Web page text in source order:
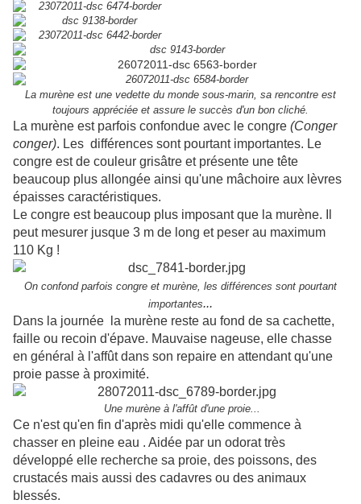
La murène est une vedette du monde sous-marin, sa rencontre est
toujours appréciée et assure le succès d'un bon cliché.
La murène est parfois confondue avec le congre (Conger
conger). Les différences sont pourtant importantes. Le
congre est de couleur grisâtre et présente une tête
beaucoup plus allongée ainsi qu'une mâchoire aux lèvres
épaisses caractéristiques.
Le congre est beaucoup plus imposant que la murène. Il
peut mesurer jusque 3 m de long et peser au maximum
110 Kg !
On confond parfois congre et murène, les différences sont pourtant
importantes...
Dans la journée la murène reste au fond de sa cachette,
faille ou recoin d'épave. Mauvaise nageuse, elle chasse
en général à l'affût dans son repaire en attendant qu'une
proie passe à proximité.
Une murène à l'affût d'une proie...
Ce n'est qu'en fin d'après midi qu'elle commence à
chasser en pleine eau . Aidée par un odorat très
développé elle recherche sa proie, des poissons, des
crustacés mais aussi des cadavres ou des animaux
blessés.